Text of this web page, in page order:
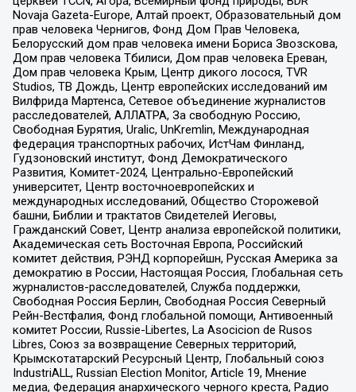
Novaja Gazeta-Europe, Алтай проект, Образовательный дом
прав человека Чернигов, Фонд Дом Прав Человека,
Белорусский дом прав человека имени Бориса Звозскова,
Дом прав человека Тбилиси, Дом прав человека Ереван,
Дом прав человека Крым, Центр дикого лосося, TVR
Studios, ТВ Дождь, Центр европейских исследований им
Вилфрида Мартенса, Сетевое объединение журналистов
расследователей, АЛЛАТРА, За свободную Россию,
Свободная Бурятия, Uralic, UnKremlin, Международная
федерация транспортных рабочих, ИстЧам Финланд,
Гудзоновский институт, Фонд Демократического
Развития, Комитет-2024, Центрально-Европейский
университет, Центр восточноевропейских и
международных исследований, Общество Сторожевой
башни, Библии и трактатов Свидетелей Иеговы,
Гражданский Совет, Центр анализа европейской политики,
Академическая сеть Восточная Европа, Российский
комитет действия, РЭНД корпорейшн, Русская Америка за
демократию в России, Настоящая Россия, Глобальная сеть
журналистов-расследователей, Служба поддержки,
Свободная Россия Берлин, Свободная Россия Северный
Рейн-Вестфалия, Фонд глобальной помощи, Антивоенный
комитет России, Russie-Libertes, La Asocicion de Rusos
Libres, Союз за возвращение Северных территорий,
Крымскотатарский Ресурсный Центр, Глобальный союз
IndustriALL, Russian Election Monitor, Article 19, Мнение
медиа, Федерация анархического черного креста, Радио